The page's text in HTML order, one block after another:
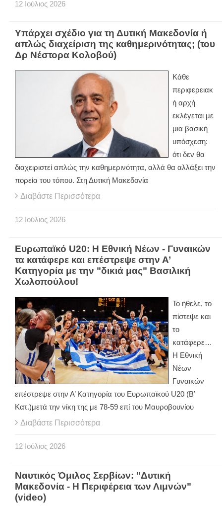
12 Ιούλιος 2026
Υπάρχει σχέδιο για τη Δυτική Μακεδονία ή
απλώς διαχείριση της καθημερινότητας; (του
Δρ Νέστορα Κολοβού)
Κάθε
περιφερειακ
ή αρχή
εκλέγεται με
μια βασική
υπόσχεση:
ότι δεν θα
διαχειριστεί απλώς την καθημερινότητα, αλλά θα αλλάξει την
πορεία του τόπου. Στη Δυτική Μακεδονία
Διαβάστε Περισσότερα
12 Ιούλιος 2026
Ευρωπαϊκό U20: Η Εθνική Νέων - Γυναικών
τα κατάφερε και επέστρεψε στην Α’
Κατηγορία με την "δικιά μας" Βασιλική
Χωλοπούλου!
Το ήθελε, το
πίστεψε και
το
κατάφερε…
Η Εθνική
Νέων
Γυναικών
επέστρεψε στην Α’ Κατηγορία του Ευρωπαϊκού U20 (B’
Κατ.)μετά την νίκη της με 78-59 επί του Μαυροβουνίου
Διαβάστε Περισσότερα
12 Ιούλιος 2026
Ναυτικός Όμιλος Σερβίων: "Δυτική
Μακεδονία - Η Περιφέρεια των Λιμνών"
(video)